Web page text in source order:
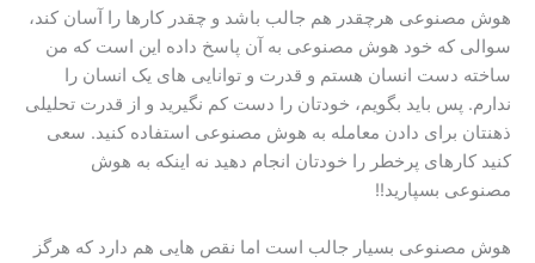
هوش مصنوعی هرچقدر هم جالب باشد و چقدر کارها را آسان کند،
سوالی که خود هوش مصنوعی به آن پاسخ داده این است که من
ساخته دست انسان هستم و قدرت و توانایی های یک انسان را
ندارم. پس باید بگویم، خودتان را دست کم نگیرید و از قدرت تحلیلی
ذهنتان برای دادن معامله به هوش مصنوعی استفاده کنید. سعی
کنید کارهای پرخطر را خودتان انجام دهید نه اینکه به هوش
مصنوعی بسپارید!!
هوش مصنوعی بسیار جالب است اما نقص هایی هم دارد که هرگز